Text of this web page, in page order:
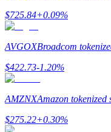
Strategie handlowe
Dowiedz się, jak
$725.84+0.09%
AVGOXBroadcom
$422.73-1.20%
AMZNXAmazon tokenized
$275.22+0.30%